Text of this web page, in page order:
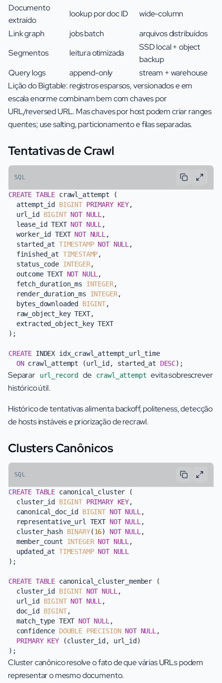
Documento
extraído
lookup por doc ID
wide-column
Link graph
jobs batch
arquivos distribuídos
Segmentos
leitura otimizada
SSD local + object
backup
Query logs
append-only
stream + warehouse
Lição do Bigtable: registros esparsos, versionados e em
escala enorme combinam bem com chaves por
URL/reversed URL. Mas chaves por host podem criar ranges
quentes; use salting, particionamento e filas separadas.
Tentativas de Crawl
SQL
CREATE TABLE crawl_attempt (
  attempt_id
BIGINT PRIMARY KEY,
  url_id
BIGINT NOT NULL ,
  lease_id TEXT
NOT NULL ,
  worker_id TEXT
NOT NULL ,
  started_at
TIMESTAMP NOT NULL ,
  finished_at
TIMESTAMP,
  status_code
INTEGER,
  outcome TEXT
NOT NULL ,
  fetch_duration_ms
INTEGER,
  render_duration_ms
INTEGER,
  bytes_downloaded
BIGINT,
  raw_object_key TEXT,
  extracted_object_key TEXT
);
CREATE INDEX idx_crawl_attempt_url_time
ON crawl_attempt (url_id, started_at DESC
Separar url_record de crawl_attempt evita sobrescrever
histórico útil.
Histórico de tentativas alimenta backoff, politeness, detecção
de hosts instáveis e priorização de recrawl.
Clusters Canônicos
SQL
CREATE TABLE canonical_cluster (
  cluster_id
BIGINT PRIMARY KEY,
  canonical_doc_id
BIGINT NOT NULL ,
  representative_url TEXT
NOT NULL ,
  cluster_hash
BINARY(16) NOT NULL ,
  member_count
INTEGER NOT NULL ,
  updated_at
TIMESTAMP NOT NULL
);
CREATE TABLE canonical_cluster_member (
  cluster_id
BIGINT NOT NULL ,
  url_id
BIGINT NOT NULL ,
  doc_id
BIGINT,
  match_type TEXT
NOT NULL ,
  confidence
DOUBLE PRECISION NOT NULL ,
PRIMARY KEY (cluster_id, url_id)
Cluster canônico resolve o fato de que várias URLs podem
representar o mesmo documento.